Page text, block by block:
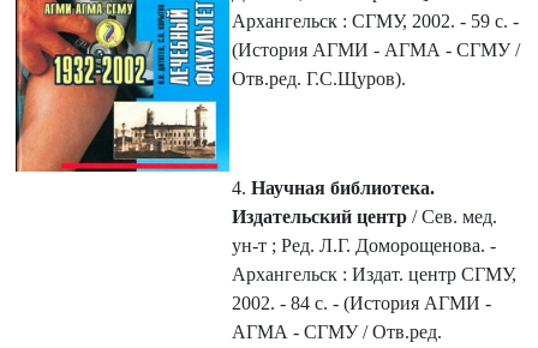
Архангельск : СГМУ, 2002. - 59 с. -
(История АГМИ - АГМА - СГМУ /
Отв.ред. Г.С.Щуров).
4. Научная библиотека.
Издательский центр / Сев. мед.
ун-т ; Ред. Л.Г. Доморощенова. -
Архангельск : Издат. центр СГМУ,
2002. - 84 с. - (История АГМИ -
АГМА - СГМУ / Отв.ред.